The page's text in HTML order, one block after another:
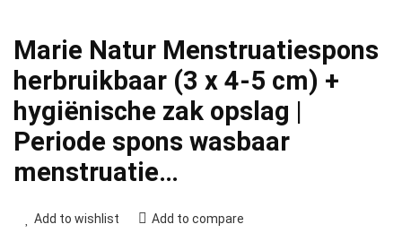
Marie Natur Menstruatiespons
herbruikbaar (3 x 4-5 cm) +
hygiënische zak opslag |
Periode spons wasbaar
menstruatie…
Add to wishlist Add to compare